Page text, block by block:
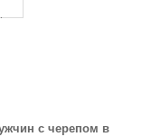
с черепом в